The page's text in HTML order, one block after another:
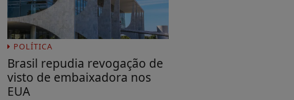
POLÍTICA
Brasil repudia revogação de
visto de embaixadora nos
EUA